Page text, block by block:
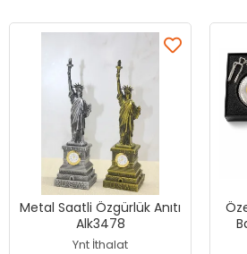
Metal Saatli Özgürlük Anıtı
Alk3478
Ynt İthalat